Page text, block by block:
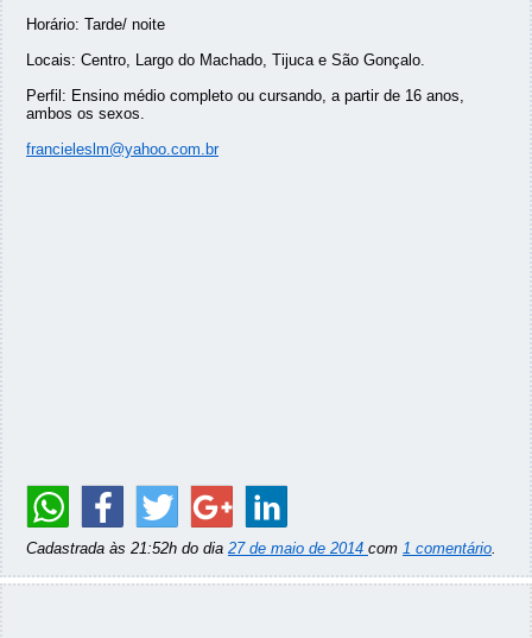
Horário: Tarde/ noite
Locais: Centro, Largo do Machado, Tijuca e São Gonçalo.
Perfil: Ensino médio completo ou cursando, a partir de 16 anos,
ambos os sexos.
francieleslm@yahoo.com.br
Cadastrada às 21:52h do dia 27 de maio de 2014 com 1 comentário.